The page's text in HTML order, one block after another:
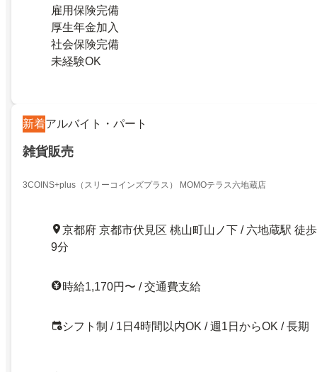
雇用保険完備
厚生年金加入
社会保険完備
未経験OK
新着アルバイト・パート
雑貨販売
3COINS+plus（スリーコインズプラス） MOMOテラス六地蔵店
京都府 京都市伏見区 桃山町山ノ下 / 六地蔵駅 徒歩
9分
時給1,170円〜 / 交通費支給
シフト制 / 1日4時間以内OK / 週1日からOK / 長期